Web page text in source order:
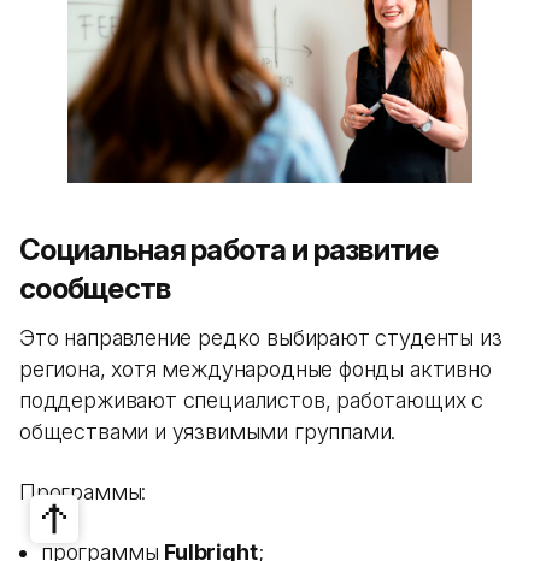
Социальная работа и развитие
сообществ
Это направление редко выбирают студенты из
региона, хотя международные фонды активно
поддерживают специалистов, работающих с
обществами и уязвимыми группами.
Программы:
программы Fulbright;